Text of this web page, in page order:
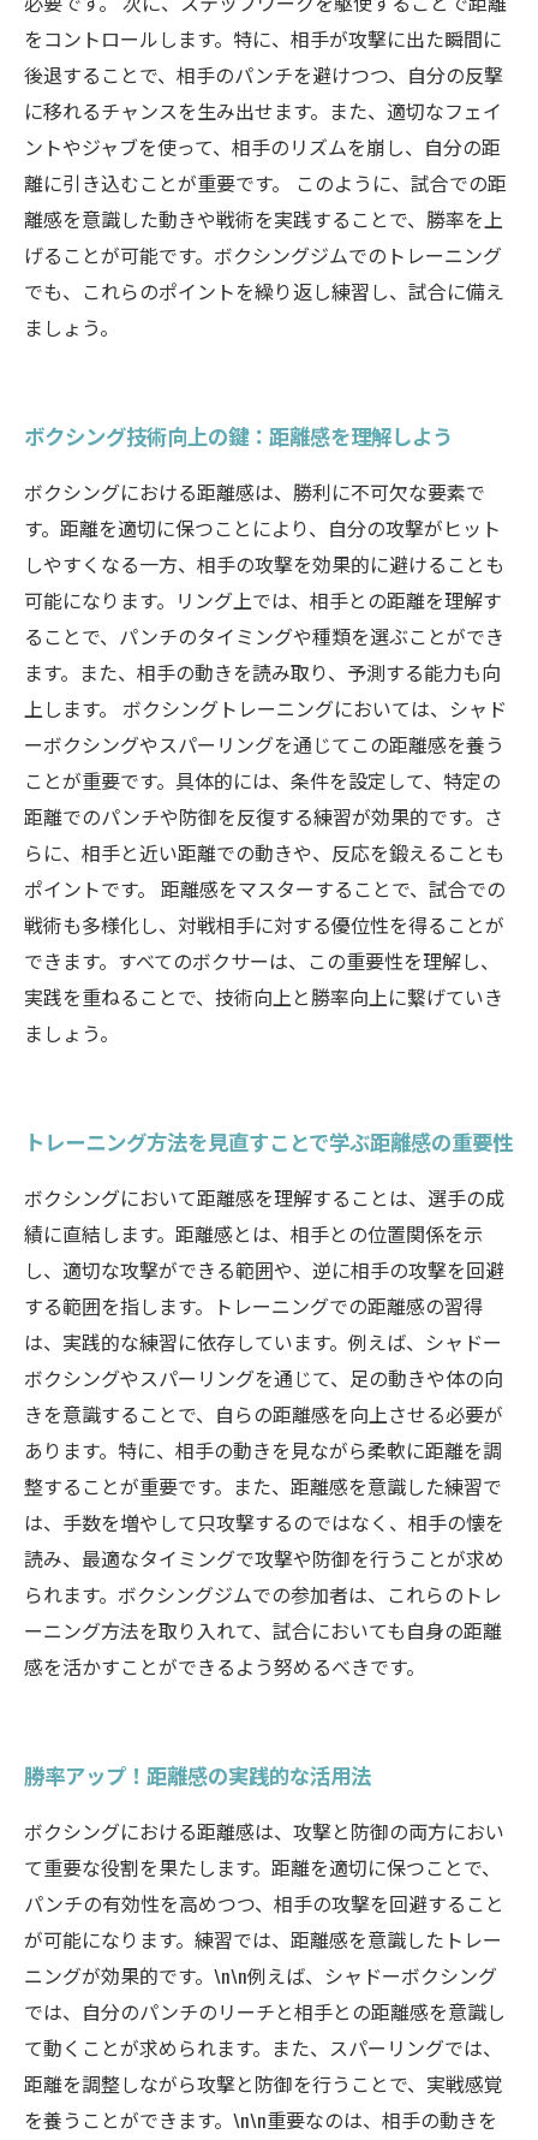
をコントロールします。特に、相手が攻撃に出た瞬間に
後退することで、相手のパンチを避けつつ、自分の反撃
に移れるチャンスを生み出せます。また、適切なフェイ
ントやジャブを使って、相手のリズムを崩し、自分の距
離に引き込むことが重要です。 このように、試合での距
離感を意識した動きや戦術を実践することで、勝率を上
げることが可能です。ボクシングジムでのトレーニング
でも、これらのポイントを繰り返し練習し、試合に備え
ましょう。
ボクシング技術向上の鍵：距離感を理解しよう
ボクシングにおける距離感は、勝利に不可欠な要素で
す。距離を適切に保つことにより、自分の攻撃がヒット
しやすくなる一方、相手の攻撃を効果的に避けることも
可能になります。リング上では、相手との距離を理解す
ることで、パンチのタイミングや種類を選ぶことができ
ます。また、相手の動きを読み取り、予測する能力も向
上します。 ボクシングトレーニングにおいては、シャド
ーボクシングやスパーリングを通じてこの距離感を養う
ことが重要です。具体的には、条件を設定して、特定の
距離でのパンチや防御を反復する練習が効果的です。さ
らに、相手と近い距離での動きや、反応を鍛えることも
ポイントです。 距離感をマスターすることで、試合での
戦術も多様化し、対戦相手に対する優位性を得ることが
できます。すべてのボクサーは、この重要性を理解し、
実践を重ねることで、技術向上と勝率向上に繋げていき
ましょう。
トレーニング方法を見直すことで学ぶ距離感の重要性
ボクシングにおいて距離感を理解することは、選手の成
績に直結します。距離感とは、相手との位置関係を示
し、適切な攻撃ができる範囲や、逆に相手の攻撃を回避
する範囲を指します。トレーニングでの距離感の習得
は、実践的な練習に依存しています。例えば、シャドー
ボクシングやスパーリングを通じて、足の動きや体の向
きを意識することで、自らの距離感を向上させる必要が
あります。特に、相手の動きを見ながら柔軟に距離を調
整することが重要です。また、距離感を意識した練習で
は、手数を増やして只攻撃するのではなく、相手の懐を
読み、最適なタイミングで攻撃や防御を行うことが求め
られます。ボクシングジムでの参加者は、これらのトレ
ーニング方法を取り入れて、試合においても自身の距離
感を活かすことができるよう努めるべきです。
勝率アップ！距離感の実践的な活用法
ボクシングにおける距離感は、攻撃と防御の両方におい
て重要な役割を果たします。距離を適切に保つことで、
パンチの有効性を高めつつ、相手の攻撃を回避すること
が可能になります。練習では、距離感を意識したトレー
ニングが効果的です。\n\n例えば、シャドーボクシング
では、自分のパンチのリーチと相手との距離感を意識し
て動くことが求められます。また、スパーリングでは、
距離を調整しながら攻撃と防御を行うことで、実戦感覚
を養うことができます。\n\n重要なのは、相手の動きを